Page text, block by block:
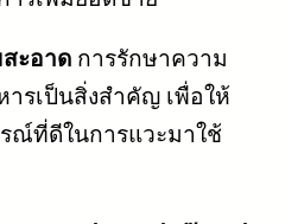
ะอาด การรักษาความ
รเป็นสิ่งสำคัญ เพื่อให้
ณ์ที่ดีในการแวะมาใช้